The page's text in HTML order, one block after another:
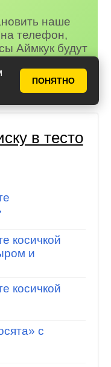
ПОНЯТНО
наше
телефон,
Аймкук будут
в тесто
косичкой
и
косичкой
с